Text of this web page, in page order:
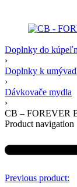
Doplnky do
›
Doplnky k
›
Dávkovače mydla
›
CB – FOREVER
Product navigation
Previous product: